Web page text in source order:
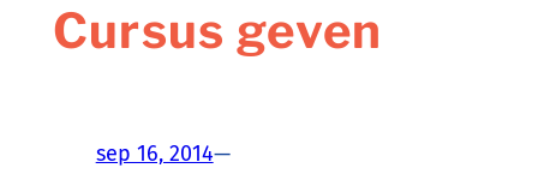
Cursus geven
sep 16, 2014—